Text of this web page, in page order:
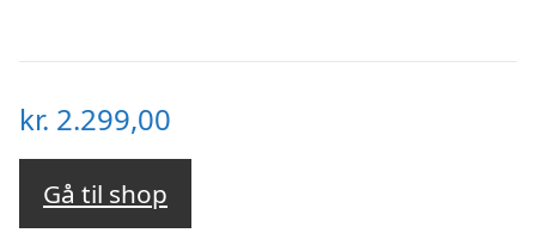
kr. 2.299,00
Gå til shop